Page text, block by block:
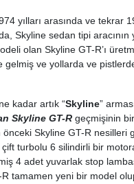
yılları arasında ve tekrar
Skyline sedan tipi aracının
olan Skyline GT-R’ı
gelmiş ve yollarda ve
kadar artık “Skyline”
Skyline GT-R geçmişinin bir
önceki Skyline GT-R nesilleri
turbolu 6 silindirli bir
4 adet yuvarlak stop
tamamen yeni bir model